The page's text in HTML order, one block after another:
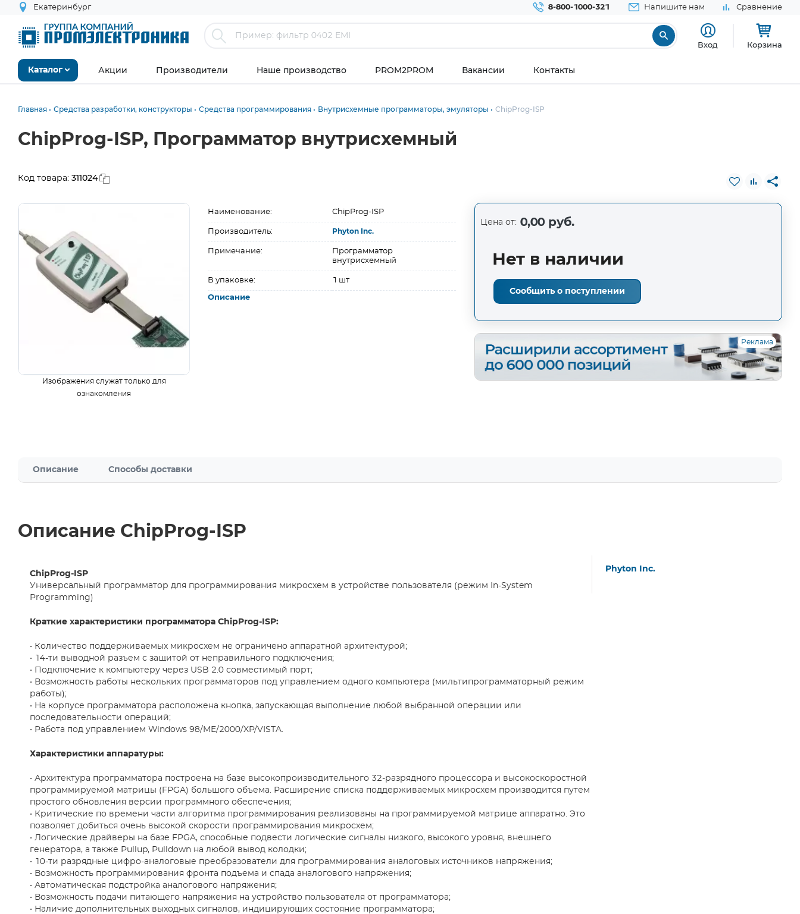
Екатеринбург 8-800-1000-321 Напишите нам Сравнение
Вход Корзина
Каталог Акции Производители Наше производство PROM2PROM Вакансии Контакты
Главная Средства разработки, конструкторы Средства программирования Внутрисхемные программаторы, эмуляторы ChipProg-ISP
ChipProg-ISP, Программатор внутрисхемный
Код товара: 311024
Изображения служат только для
ознакомления
Наименование: ChipProg-ISP
Производитель: Phyton Inc.
Примечание:
Программатор
внутрисхемный
В упаковке: 1 шт
Описание
Цена от: 0,00 руб.
Нет в наличии
Сообщить о поступлении
Реклама
Описание Способы доставки
Описание ChipProg-ISP
ChipProg-ISP
Универсальный программатор для программирования микросхем в устройстве пользователя (режим In-System
Programming)
Краткие характеристики программатора ChipProg-ISP:
• Количество поддерживаемых микросхем не ограничено аппаратной архитектурой;
• 14-ти выводной разъем с защитой от неправильного подключения;
• Подключение к компьютеру через USB 2.0 совместимый порт;
• Возможность работы нескольких программаторов под управлением одного компьютера (мильтипрограмматорный режим
работы);
• На корпусе программатора расположена кнопка, запускающая выполнение любой выбранной операции или
последовательности операций;
• Работа под управлением Windows 98/ME/2000/XP/VISTA.
Характеристики аппаратуры:
• Архитектура программатора построена на базе высокопроизводительного 32-разрядного процессора и высокоскоростной
программируемой матрицы (FPGA) большого объема. Расширение списка поддерживаемых микросхем производится путем
простого обновления версии программного обеспечения;
• Критические по времени части алгоритма программирования реализованы на программируемой матрице аппаратно. Это
позволяет добиться очень высокой скорости программирования микросхем;
• Логические драйверы на базе FPGA, способные подвести логические сигналы низкого, высокого уровня, внешнего
генератора, а также Pullup, Pulldown на любой вывод колодки;
• 10-ти разрядные цифро-аналоговые преобразователи для программирования аналоговых источников напряжения;
• Возможность программирования фронта подъема и спада аналогового напряжения;
• Автоматическая подстройка аналогового напряжения;
• Возможность подачи питающего напряжения на устройство пользователя от программатора;
• Наличие дополнительных выходных сигналов, индицирующих состояние программатора;
Phyton Inc.